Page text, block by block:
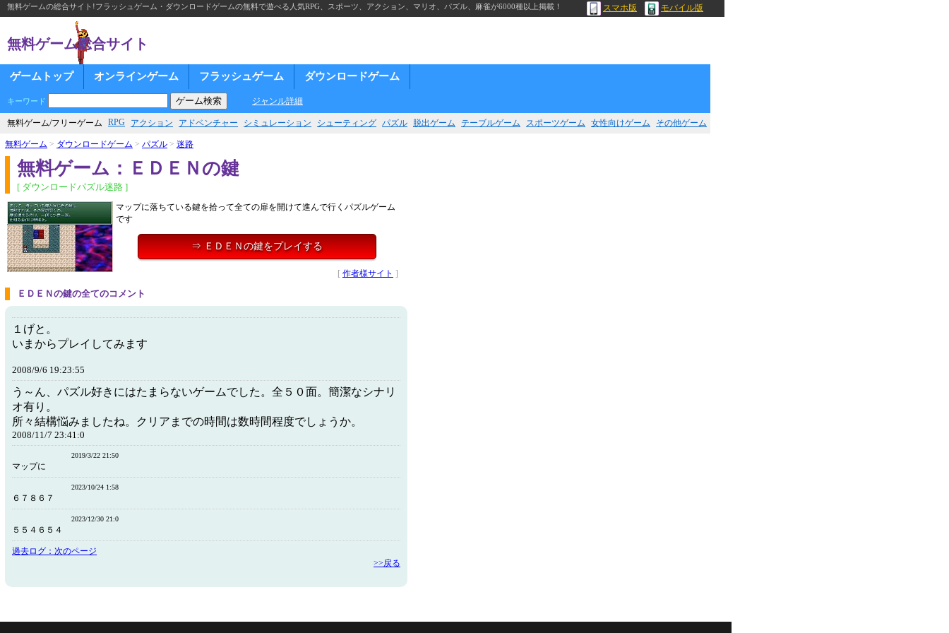
無料ゲームの総合サイト!フラッシュゲーム・ダウンロードゲームの無料で遊べる人気RPG、スポーツ、アクション、マリオ、パズル、麻雀が6000種以上掲載！ スマホ版 モバイル版
無料ゲーム総合サイト
ゲームトップ オンラインゲーム フラッシュゲーム ダウンロードゲーム
キーワード ジャンル詳細
無料ゲーム/フリーゲーム RPG アクション アドベンチャー シミュレーション シューティング パズル 脱出ゲーム テーブルゲーム スポーツゲーム 女性向けゲーム その他ゲーム
無料ゲーム > ダウンロードゲーム > パズル > 迷路
無料ゲーム：ＥＤＥＮの鍵
[ ダウンロードパズル迷路 ]
マップに落ちている鍵を拾って全ての扉を開けて進んで行くパズルゲーム
です
⇒ ＥＤＥＮの鍵をプレイする
[ 作者様サイト ]
ＥＤＥＮの鍵の全てのコメント
１げと。
いまからプレイしてみます
2008/9/6 19:23:55
う～ん、パズル好きにはたまらないゲームでした。全５０面。簡潔なシナリ
オ有り。
所々結構悩みましたね。クリアまでの時間は数時間程度でしょうか。
2008/11/7 23:41:0
2019/3/22 21:50
マップに
2023/10/24 1:58
６７８６７
2023/12/30 21:0
５５４６５４
過去ログ：次のページ
>>戻る